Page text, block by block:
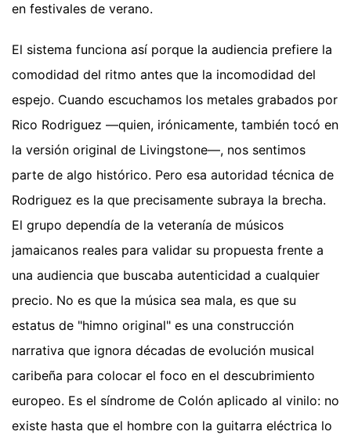
en festivales de verano.
El sistema funciona así porque la audiencia prefiere la
comodidad del ritmo antes que la incomodidad del
espejo. Cuando escuchamos los metales grabados por
Rico Rodriguez —quien, irónicamente, también tocó en
la versión original de Livingstone—, nos sentimos
parte de algo histórico. Pero esa autoridad técnica de
Rodriguez es la que precisamente subraya la brecha.
El grupo dependía de la veteranía de músicos
jamaicanos reales para validar su propuesta frente a
una audiencia que buscaba autenticidad a cualquier
precio. No es que la música sea mala, es que su
estatus de "himno original" es una construcción
narrativa que ignora décadas de evolución musical
caribeña para colocar el foco en el descubrimiento
europeo. Es el síndrome de Colón aplicado al vinilo: no
existe hasta que el hombre con la guitarra eléctrica lo